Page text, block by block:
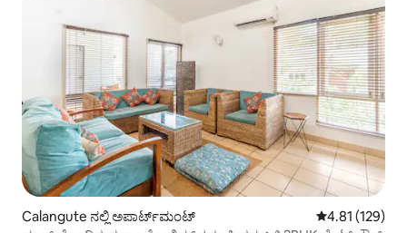
Calangute ನಲ್ಲಿ ಅಪಾರ್ಟ್‌ಮಂಟ್ 5 ರಲ್ಲಿ 4.81
4.81 (129)